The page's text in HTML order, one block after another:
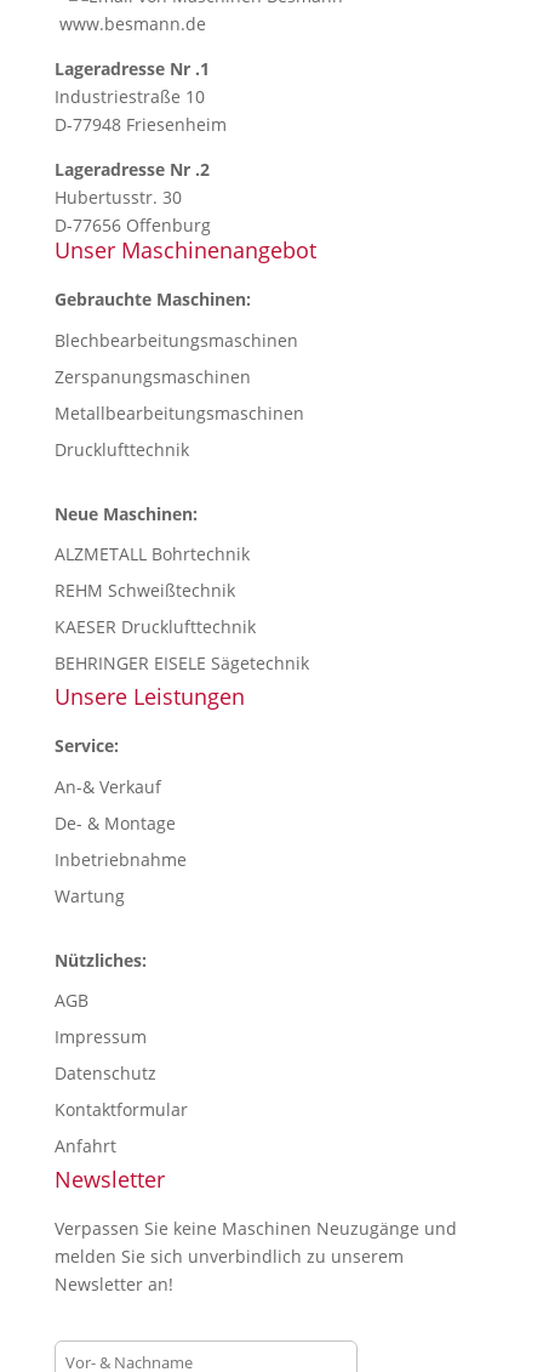
www.besmann.de
Lageradresse Nr .1
Industriestraße 10
D-77948 Friesenheim
Lageradresse Nr .2
Hubertusstr. 30
D-77656 Offenburg
Unser Maschinenangebot
Gebrauchte Maschinen:
Blechbearbeitungsmaschinen
Zerspanungsmaschinen
Metallbearbeitungsmaschinen
Drucklufttechnik
Neue Maschinen:
ALZMETALL Bohrtechnik
REHM Schweißtechnik
KAESER Drucklufttechnik
BEHRINGER EISELE Sägetechnik
Unsere Leistungen
Service:
An-& Verkauf
De- & Montage
Inbetriebnahme
Wartung
Nützliches:
AGB
Impressum
Datenschutz
Kontaktformular
Anfahrt
Newsletter
Verpassen Sie keine Maschinen Neuzugänge und
melden Sie sich unverbindlich zu unserem
Newsletter an!